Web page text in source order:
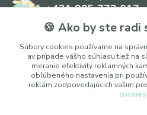
+421 905 773 017
(Po-Pia, 8:30 - 17:00, So: 9:00 -
info@ipapier.sk
🍪 Ako by ste radi
Súbory cookies používame na
av prípade vášho súhlasu tiež na
meranie efektivity reklamných
obľúbeného nastavenia pri
reklám zodpovedajúcich vašim
cookies